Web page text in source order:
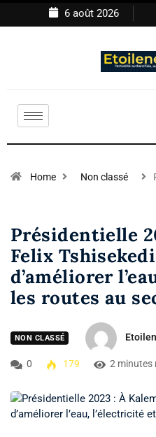
6 août 2026
Home Non classé
Présidentielle
Felix
d’améliorer
les routes au
NON CLASSÉ
0 179 2 minutes